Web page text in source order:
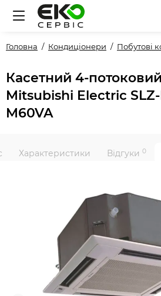
Головна Кондиціонери Побутові
Касетний 4-
Mitsubishi Electric
M60VA
Характеристики Відгуки 0